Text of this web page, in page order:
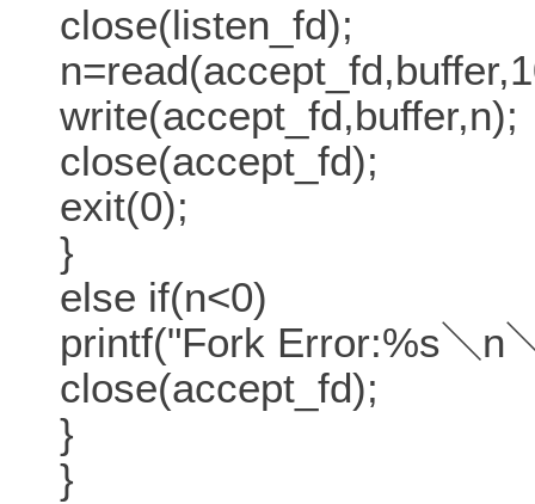
close(listen_fd);
write(accept_fd,buffer,n);
close(accept_fd);
exit(0);
}
else if(n<0)
printf("Fork Error:%s＼n
close(accept_fd);
}
}